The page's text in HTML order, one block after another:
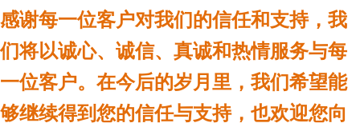
感谢每一位客户对我们的信任和支持，我
们将以诚心、诚信、真诚和热情服务与每
一位客户。在今后的岁月里，我们希望能
够继续得到您的信任与支持，也欢迎您向